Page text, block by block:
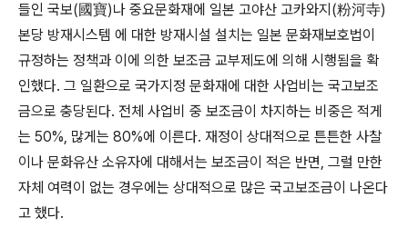
들인 국보(國寶)나 중요문화재에 일본 고야산 고카와지(粉河寺)
본당 방재시스템 에 대한 방재시설 설치는 일본 문화재보호법이
규정하는 정책과 이에 의한 보조금 교부제도에 의해 시행됨을 확
인했다. 그 일환으로 국가지정 문화재에 대한 사업비는 국고보조
금으로 충당된다. 전체 사업비 중 보조금이 차지하는 비중은 적게
는 50%, 많게는 80%에 이른다. 재정이 상대적으로 튼튼한 사찰
이나 문화유산 소유자에 대해서는 보조금이 적은 반면, 그럴 만한
자체 여력이 없는 경우에는 상대적으로 많은 국고보조금이 나온다
고 했다.